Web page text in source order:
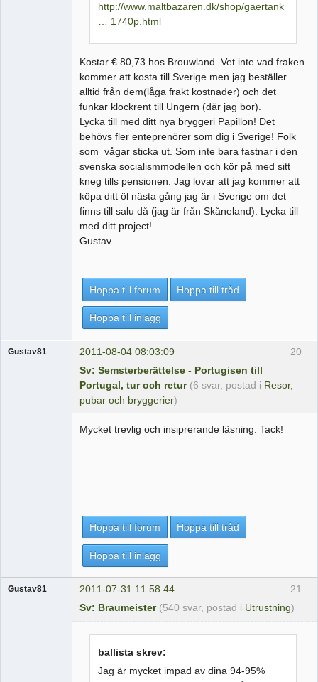
http://www.maltbazaren.dk/shop/gaertank
… 1740p.html
Kostar € 80,73 hos Brouwland. Vet inte vad fraken
kommer att kosta till Sverige men jag beställer
alltid från dem(låga frakt kostnader) och det
funkar klockrent till Ungern (där jag bor).
Lycka till med ditt nya bryggeri Papillon! Det
behövs fler enteprenörer som dig i Sverige! Folk
som vågar sticka ut. Som inte bara fastnar i den
svenska socialismmodellen och kör på med sitt
kneg tills pensionen. Jag lovar att jag kommer att
köpa ditt öl nästa gång jag är i Sverige om det
finns till salu då (jag är från Skåneland). Lycka till
med ditt project!
Gustav
Hoppa till forum Hoppa till tråd
Hoppa till inlägg
20
Gustav81
2011-08-04 08:03:09
Sv: Semsterberättelse - Portugisen till
Portugal, tur och retur (6 svar, postad i Resor,
pubar och bryggerier)
Mycket trevlig och insiprerande läsning. Tack!
Hoppa till forum Hoppa till tråd
Hoppa till inlägg
21
Gustav81
2011-07-31 11:58:44
Sv: Braumeister (540 svar, postad i Utrustning)
ballista skrev:
Jag är mycket impad av dina 94-95%